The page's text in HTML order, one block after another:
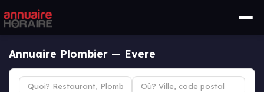
Annuaire Plombier — Evere